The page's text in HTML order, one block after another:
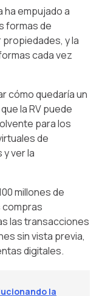
ha empujado a
formas de
y la
cada vez
cómo quedaría un
la RV puede
para los
de
ver la
millones de
compras
las transacciones
sin vista previa,
digitales.
la